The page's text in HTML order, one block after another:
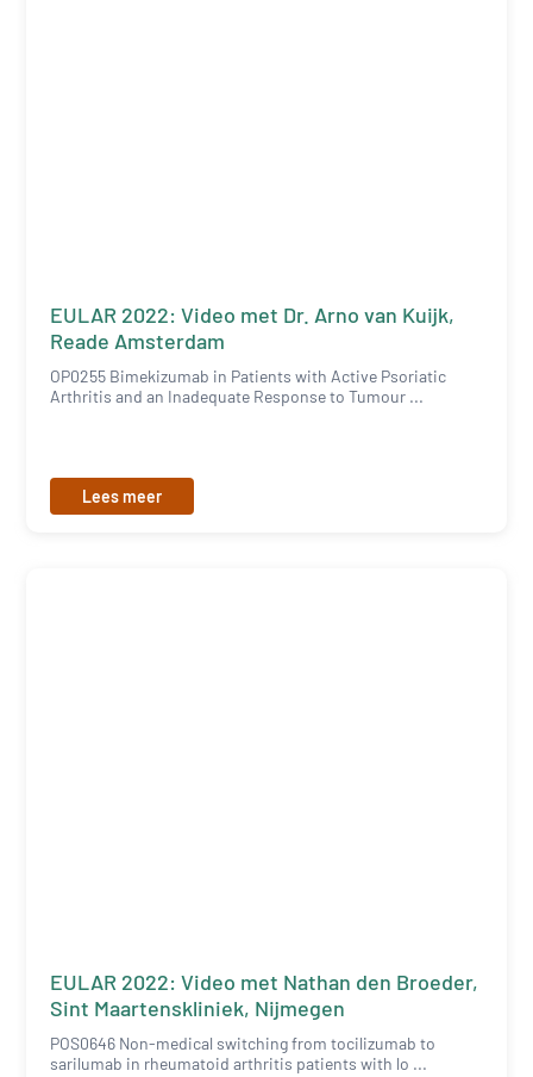
EULAR 2022: Video met Dr. Arno van Kuijk,
Reade Amsterdam
OP0255 Bimekizumab in Patients with Active Psoriatic
Arthritis and an Inadequate Response to Tumour ...
Lees meer
EULAR 2022: Video met Nathan den Broeder,
Sint Maartenskliniek, Nijmegen
POS0646 Non-medical switching from tocilizumab to
sarilumab in rheumatoid arthritis patients with lo ...